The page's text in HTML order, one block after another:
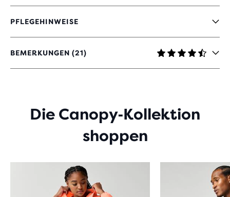
PFLEGEHINWEISE
BEMERKUNGEN (21)
4.7
VON
BEWERTUNGEN
Die Canopy‑Kollektion
shoppen